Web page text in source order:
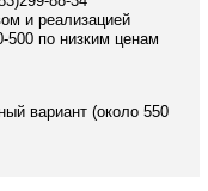
и реализацией
по низким ценам
вариант (около 550